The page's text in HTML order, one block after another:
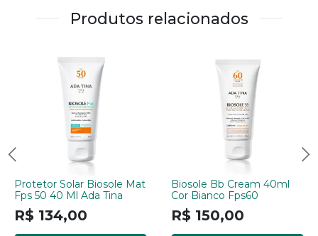
Produtos relacionados
Protetor Solar Biosole Mat
Fps 50 40 Ml Ada Tina
R$ 134,00
Biosole Bb Cream 40ml
Cor Bianco Fps60
R$ 150,00